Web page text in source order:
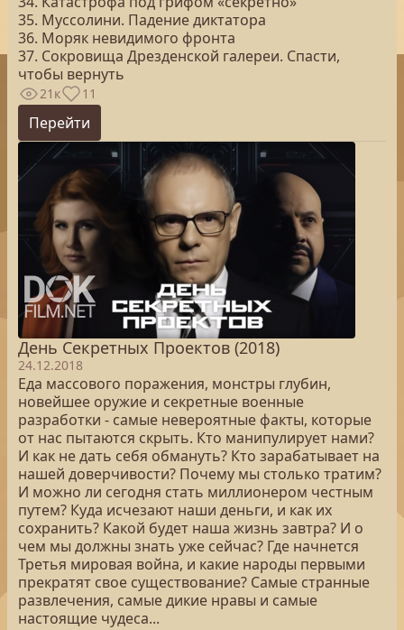
35. Муссолини. Падение диктатора
36. Моряк невидимого фронта
37. Сокровища Дрезденской галереи. Спасти,
чтобы вернуть
21к 11
Перейти
День Секретных Проектов (2018)
24.12.2018
Еда массового поражения, монстры глубин,
новейшее оружие и секретные военные
разработки - самые невероятные факты, которые
от нас пытаются скрыть. Кто манипулирует нами?
И как не дать себя обмануть? Кто зарабатывает на
нашей доверчивости? Почему мы столько тратим?
И можно ли сегодня стать миллионером честным
путем? Куда исчезают наши деньги, и как их
сохранить? Какой будет наша жизнь завтра? И о
чем мы должны знать уже сейчас? Где начнется
Третья мировая война, и какие народы первыми
прекратят свое существование? Самые странные
развлечения, самые дикие нравы и самые
настоящие чудеса...